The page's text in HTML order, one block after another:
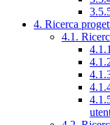
4. Ricerca
4.1.